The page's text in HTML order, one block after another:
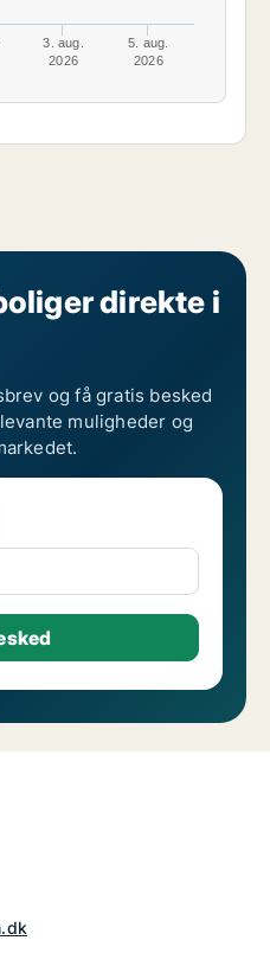
3. aug.
2026
5. aug.
2026
direkte i
og få gratis besked
muligheder og